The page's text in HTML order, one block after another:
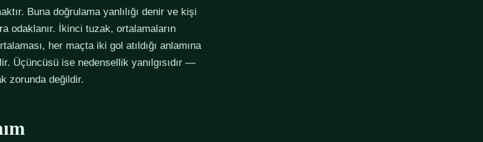
Buna doğrulama yanlılığı denir ve kişi
odaklanır. İkinci tuzak, ortalamaların
her maçta iki gol atıldığı anlamına
Üçüncüsü ise nedensellik yanılgısıdır —
zorunda değildir.